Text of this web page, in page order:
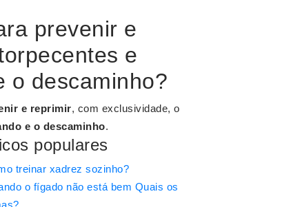
prevenir e
e
o descaminho?
e reprimir, com exclusividade, o
e o descaminho.
populares
treinar xadrez sozinho?
o fígado não está bem Quais os